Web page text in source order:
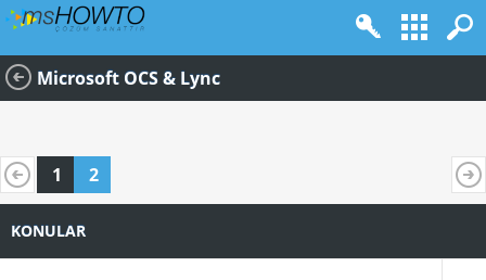
Microsoft OCS & Lync
1 2
KONULAR